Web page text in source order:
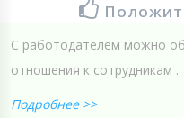
С работодателем можно
отношения к сотрудникам .
Подробнее >>